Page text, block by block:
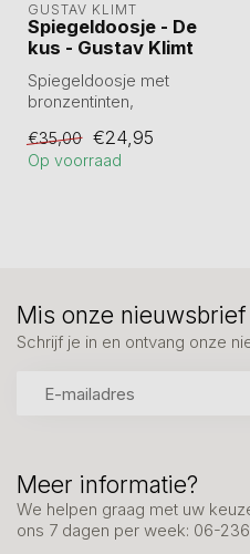
GUSTAV KLIMT
Spiegeldoosje - De
kus - Gustav Klimt
Spiegeldoosje met
bronzentinten,
schilderij De Kus van...
€35,00 €24,95
Op voorraad
Meer informatie?
We helpen graag met uw
ons 7 dagen per week: 06-
Mis onze
Schrijf je in en ontvang onze